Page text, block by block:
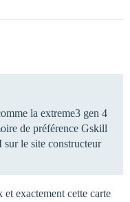
la extreme3 gen 4
de préférence Gskill
le site constructeur
exactement cette carte